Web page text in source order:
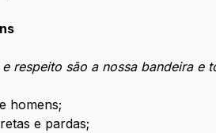
respeito são a nossa bandeira e
homens;
e pardas;